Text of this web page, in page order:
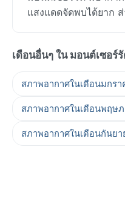
แสงแดดจัดพบได้ยาก
เดือนอื่นๆ ใน มอนต์เซอร์
สภาพอากาศในเดือนมกรา
สภาพอากาศในเดือนพฤษ
สภาพอากาศในเดือนกันย